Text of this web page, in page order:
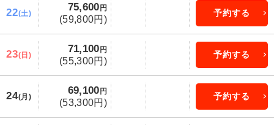
22(土)
75,600 円
(59,800円)
予約する
23(日)
71,100 円
(55,300円)
予約する
24(月)
69,100 円
(53,300円)
予約する